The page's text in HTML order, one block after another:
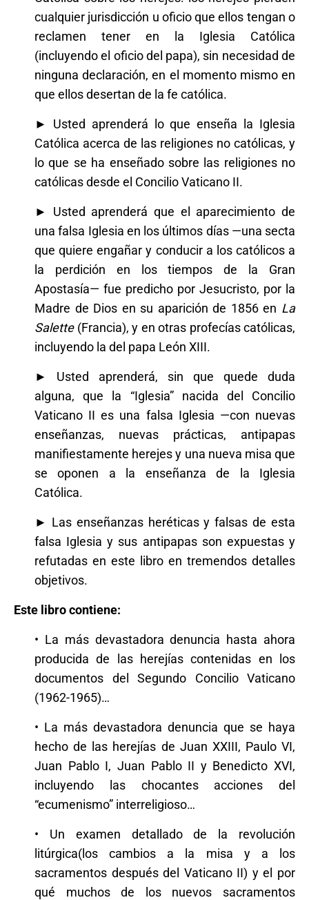
cualquier jurisdicción u oficio que ellos tengan o
reclamen tener en la Iglesia Católica
(incluyendo el oficio del papa), sin necesidad de
ninguna declaración, en el momento mismo en
que ellos desertan de la fe católica.
► Usted aprenderá lo que enseña la Iglesia
Católica acerca de las religiones no católicas, y
lo que se ha enseñado sobre las religiones no
católicas desde el Concilio Vaticano II.
► Usted aprenderá que el aparecimiento de
una falsa Iglesia en los últimos días —una secta
que quiere engañar y conducir a los católicos a
la perdición en los tiempos de la Gran
Apostasía— fue predicho por Jesucristo, por la
Madre de Dios en su aparición de 1856 en La
Salette(Francia), y en otras profecías católicas,
incluyendo la del papa León XIII.
► Usted aprenderá, sin que quede duda
alguna, que la “Iglesia” nacida del Concilio
Vaticano II es una falsa Iglesia —con nuevas
enseñanzas, nuevas prácticas, antipapas
manifiestamente herejes y una nueva misa que
se oponen a la enseñanza de la Iglesia
Católica.
► Las enseñanzas heréticas y falsas de esta
falsa Iglesia y sus antipapas son expuestas y
refutadas en este libro en tremendos detalles
objetivos.
Este libro contiene:
• La más devastadora denuncia hasta ahora
producida de las herejías contenidas en los
documentos del Segundo Concilio Vaticano
(1962-1965)…
• La más devastadora denuncia que se haya
hecho de las herejías de Juan XXIII, Paulo VI,
Juan Pablo I, Juan Pablo II y Benedicto XVI,
incluyendo las chocantes acciones del
“ecumenismo” interreligioso…
• Un examen detallado de la revolución
litúrgica(los cambios a la misa y a los
sacramentos después del Vaticano II) y el por
qué muchos de los nuevos sacramentos